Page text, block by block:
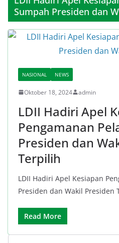
Sumpah Presiden dan
NASIONAL NEWS
Oktober 18, 2024 admin
LDII Hadiri Apel
Pengamanan
Presiden dan
Terpilih
LDII Hadiri Apel Kesiapan
Presiden dan Wakil Presiden
Read More